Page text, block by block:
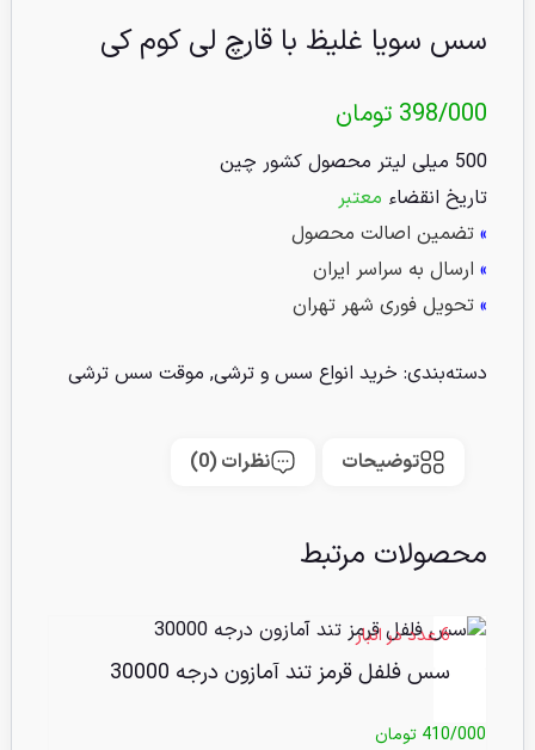
سس سویا غلیظ با قارچ لی کوم کی
398/000 تومان
500 میلی لیتر محصول کشور چین
تاریخ انقضاء معتبر
» تضمین اصالت محصول
» ارسال به سراسر ایران
» تحویل فوری شهر تهران
دسته‌بندی: خرید انواع سس و ترشی, موقت سس ترشی
توضیحات نظرات (0)
محصولات مرتبط
6 عدد در انبار
سس فلفل قرمز تند آمازون درجه 30000
410/000 تومان